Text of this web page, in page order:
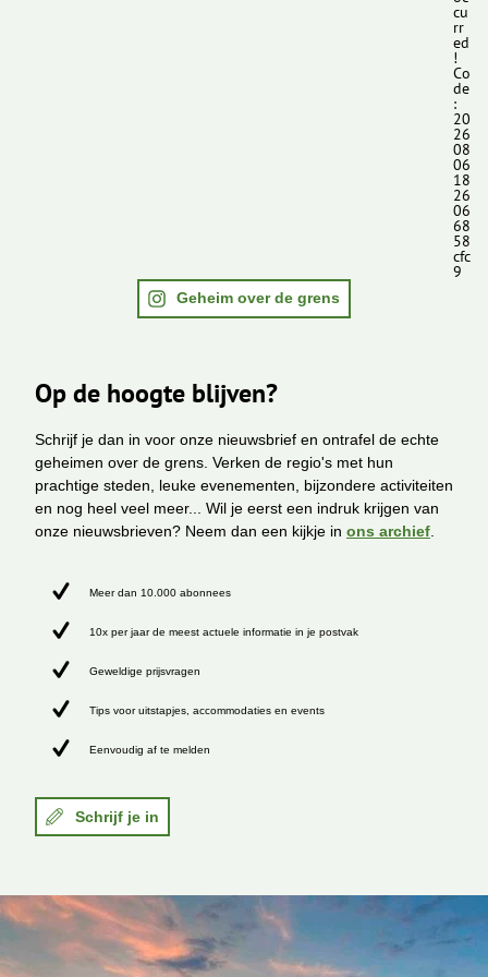
cu
rr
ed
!
Co
de
:
20
26
08
06
18
26
06
68
58
cfc
9
Geheim over de grens
Op de hoogte blijven?
Schrijf je dan in voor onze nieuwsbrief en ontrafel de echte
geheimen over de grens. Verken de regio's met hun
prachtige steden, leuke evenementen, bijzondere activiteiten
en nog heel veel meer... Wil je eerst een indruk krijgen van
onze nieuwsbrieven? Neem dan een kijkje in ons archief
Meer dan 10.000 abonnees
10x per jaar de meest actuele informatie in je postvak
Geweldige prijsvragen
Tips voor uitstapjes, accommodaties en events
Eenvoudig af te melden
Schrijf je in